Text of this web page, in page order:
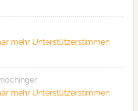
mehr Unterstützerstimmen
mehr Unterstützerstimmen